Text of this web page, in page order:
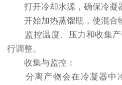
打开冷却水源，确保冷凝器
开始加热蒸馏瓶，使混合
监控温度、压力和收集产
行调整。
收集与监控：
分离产物会在冷凝器中